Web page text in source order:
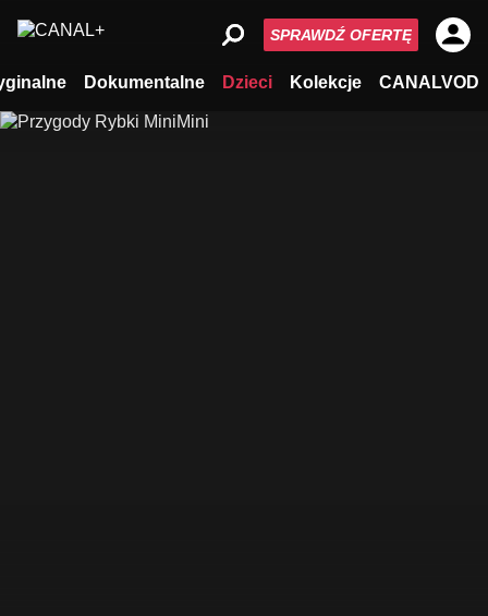
Dokumentalne Dzieci Kolekcje CANALVOD
SPRAWDŹ OFERTĘ